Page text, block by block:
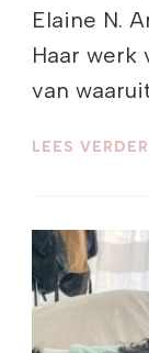
Elaine N.
Haar werk
van
LEES VERDER